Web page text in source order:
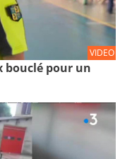
VIDEO
bouclé pour un